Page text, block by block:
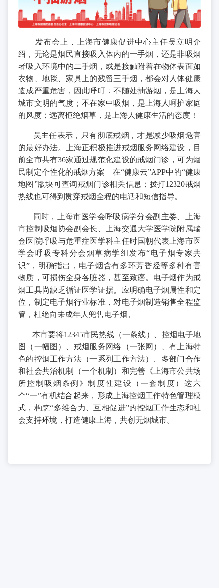
发布会上，上海市健康促进中心主任吴立明介
绍，无论是烟民直接吸入体内的一手烟，还是非吸烟
者吸入环境中的二手烟，或是接触附着在物体表面如
衣物、地毯、家具上的残留三手烟，都会对人体健康
造成严重危害，因此呼吁：不随处抽游烟，是上海人
城市文明的气度；不在家中吸烟，是上海人呵护家庭
的风度；远离拒绝烟草，是上海人健康生活的态度！
吴主任表示，只有彻底戒烟，才是减少吸烟危害
的最好办法。上海正积极推进戒烟服务网络建设，目
前全市共有36家通过规范化建设的戒烟门诊，可为烟
民制定个性化的戒烟方案，在“健康云”APP中的“健康
地图”版块可查询戒烟门诊相关信息；拨打12320戒烟
热线也可得到贯穿戒烟全程的电话和短信指导。
同时，上海市医学会呼吸病学分会副主委、上海
市控制吸烟协会副会长、上海交通大学医学院附属瑞
金医院呼吸与危重症医学科主任时国朝代表上海市医
学会呼吸专科分会烟草病学组发布“电子烟专家共
识”，明确指出，电子烟含有多环芳香烃等多种有害
物质，可损伤全身各脏器，甚至致癌。电子烟作为戒
烟工具尚缺乏循证医学证据。应明确电子烟属性和定
位，制定电子烟行业标准，对电子烟制造销售全程监
管，杜绝向未成年人兜售电子烟。
本市要将12345市民热线（一条线）、控烟电子地
图（一幅图）、戒烟服务网络（一张网）、有上海特
色的控烟工作方法（一系列工作方法）、多部门合作
和社会共治机制（一个机制）和完善《上海市公共场
所控制吸烟条例》制度性建设（一套制度）这六
个“一”有机结合起来，形成上海控烟工作特色管理模
式，构筑“多维合力、互相促进”的控烟工作生态和社
会支持环境，打造健康上海，共创无烟城市。